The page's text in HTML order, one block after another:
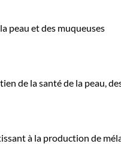
peau et des muqueuses
de la santé de la peau,
à la production de